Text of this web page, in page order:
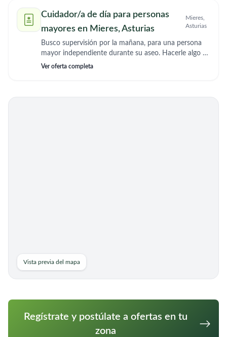
Cuidador/a de día para personas
mayores en Mieres, Asturias
Mieres,
Asturias
Busco supervisión por la mañana, para una persona
mayor independiente durante su aseo. Hacerle algo de
comida para el dia mientras ella se asea y toma su
Ver oferta completa
Vista previa del mapa
Regístrate y postúlate a ofertas en tu
zona